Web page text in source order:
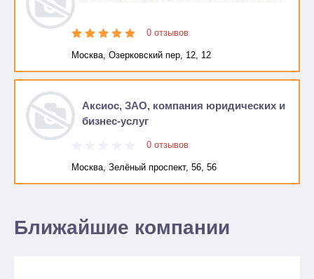
0 отзывов
Москва, Озерковский пер, 12, 12
Аксиос, ЗАО, компания юридических и
бизнес-услуг
0 отзывов
Москва, Зелёный проспект, 56, 56
Ближайшие компании